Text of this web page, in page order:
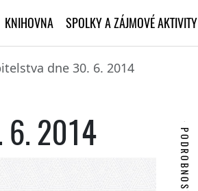
KNIHOVNA SPOLKY A ZÁJMOVÉ AKTIVITY
dne 30. 6. 2014
6. 2014 PODROBNOSTI